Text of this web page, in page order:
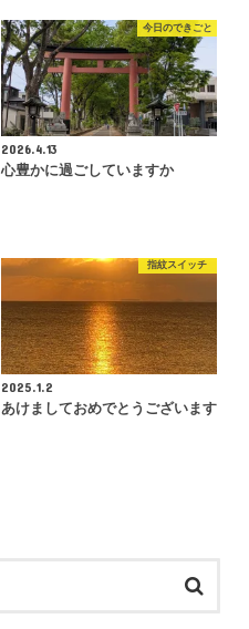
今日のできごと
2026.4.13
心豊かに過ごしていますか
指紋スイッチ
2025.1.2
あけましておめでとうございます